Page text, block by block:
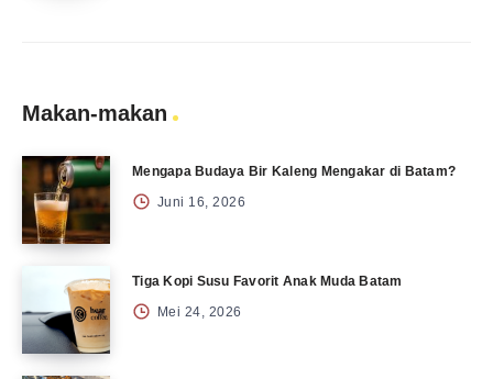
Makan-makan
Mengapa Budaya Bir Kaleng Mengakar di Batam?
Juni 16, 2026
Tiga Kopi Susu Favorit Anak Muda Batam
Mei 24, 2026